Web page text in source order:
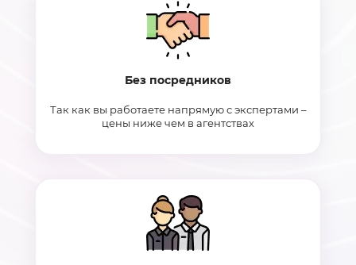
Без посредников
Так как вы работаете напрямую с экспертами –
цены ниже чем в агентствах